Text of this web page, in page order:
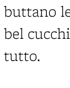
buttano
bel
tutto.